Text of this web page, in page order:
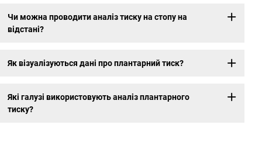
Чи можна проводити аналіз тиску на стопу на
відстані?
Як візуалізуються дані про плантарний тиск?
Які галузі використовують аналіз плантарного
тиску?